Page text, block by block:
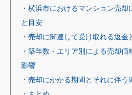
・横浜市におけるマンション売
と目安
・売却に関連して受け取れる返金
・築年数・エリア別による売却
影響
・売却にかかる期間とそれに伴う